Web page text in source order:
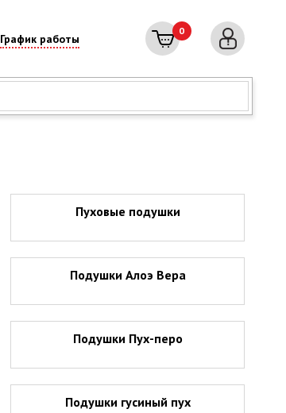
График работы
0
Пуховые подушки
Подушки Алоэ Вера
Подушки Пух-перо
Подушки гусиный пух